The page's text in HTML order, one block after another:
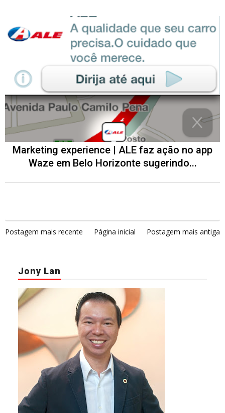
Marketing experience | ALE faz ação no app
Waze em Belo Horizonte sugerindo...
Postagem mais recente Página inicial Postagem mais antiga
Jony Lan